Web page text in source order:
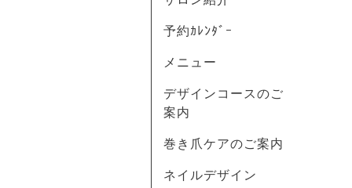
予約ｶﾚﾝﾀﾞｰ
メニュー
デザインコースのご
案内
巻き爪ケアのご案内
ネイルデザイン